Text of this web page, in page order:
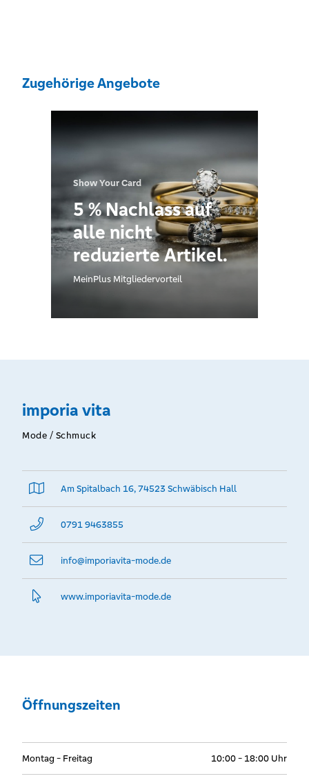
Zugehörige Angebote
Show Your Card
5 % Nachlass auf
alle nicht
reduzierte Artikel.
MeinPlus Mitgliedervorteil
imporia vita
Mode / Schmuck
Am Spitalbach 16, 74523 Schwäbisch Hall
0791 9463855
info@­imporiavita-mode.de
www.­imporiavita-mode.­de
Öffnungszeiten
Montag - Freitag 10:00 - 18:00 Uhr